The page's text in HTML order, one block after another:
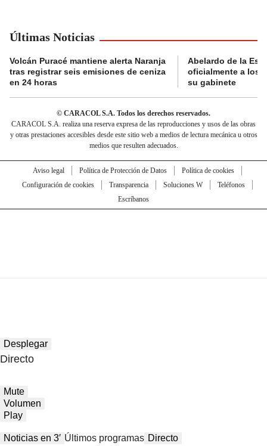
Últimas Noticias
Volcán Puracé mantiene alerta Naranja
tras registrar seis emisiones de ceniza
en 24 horas
Abelardo de la
oficialmente a los
su gabinete
© CARACOL S.A. Todos los derechos reservados.
CARACOL S.A. realiza una reserva expresa de las reproducciones y usos de las obras
y otras prestaciones accesibles desde este sitio web a medios de lectura mecánica u otros
medios que resulten adecuados.
Aviso legal Política de Protección de Datos
Política de cookies
Configuración de cookies
Transparencia Soluciones W
Teléfonos
Escríbanos
Desplegar
Directo
Mute
Volumen
Play
Noticias en 3′ Últimos programas Directo